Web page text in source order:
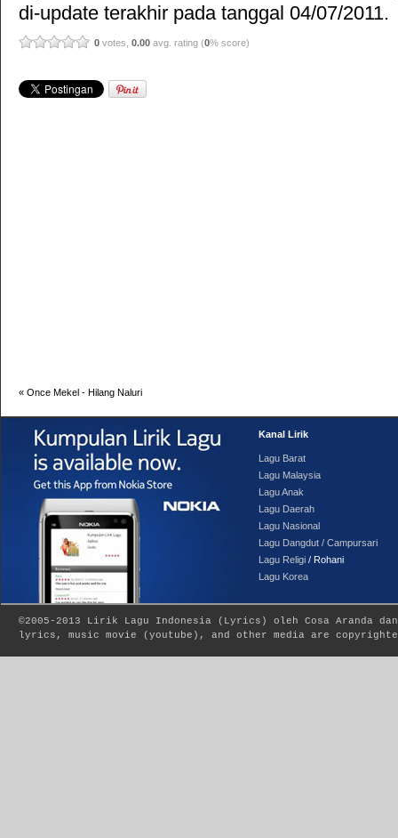
di-update terakhir pada tanggal 04/07/2011.
0 votes, 0.00 avg. rating (0% score)
« Once Mekel - Hilang Naluri
Kanal Lirik
Lagu Barat
Lagu Malaysia
Lagu Anak
Lagu Daerah
Lagu Nasional
Lagu Dangdut / Campursari
Lagu Religi / Rohani
Lagu Korea
©2005-2013 Lirik Lagu Indonesia ( Lyrics ) oleh Cosa Aranda
lyrics, music movie (youtube), and other media are